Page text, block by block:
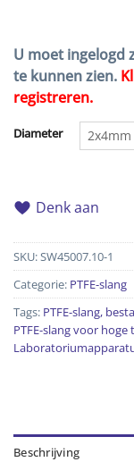
U moet ingelogd
te kunnen zien.
registreren.
Diameter 2x4mm
Denk aan
SKU:SW45007.10-1
Categorie: PTFE-slang
Tags: PTFE-slang,
PTFE-slang voor
Beschrijving